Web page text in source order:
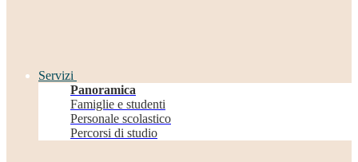
Servizi
Panoramica
Famiglie e studenti
Personale scolastico
Percorsi di studio